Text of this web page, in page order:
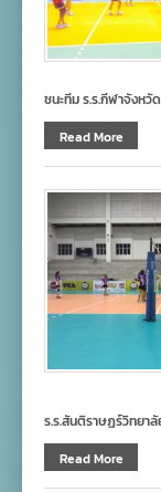
ชนะทีม ร.ร.กีฬาจังหวั
Read More
ร.ร.สันติราษฏร์วิทยาลั
Read More